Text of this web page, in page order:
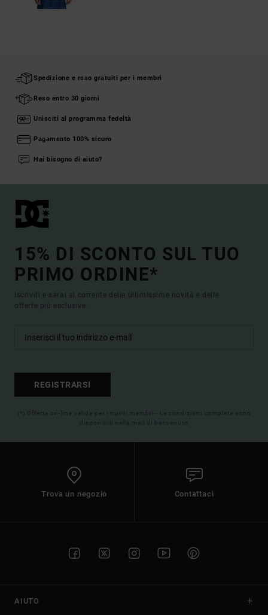
Spedizione e reso gratuiti per i membri
Reso entro 30 giorni
Unisciti al programma fedeltà
Pagamento 100% sicuro
Hai bisogno di aiuto?
15% DI SCONTO SUL TUO
PRIMO ORDINE*
Iscriviti e sarai al corrente delle ultimissime novità e delle
offerte più esclusive.
REGISTRARSI
(*) Offerta on-line valida per i nuovi membri - Le condizioni complete sono
disponibili nella mail di benvenuto
Trova un negozio Contattaci
AIUTO